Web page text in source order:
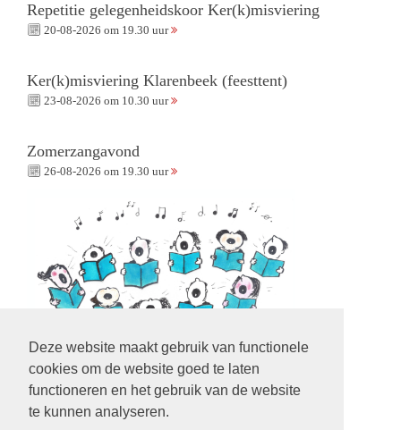
Deze website maakt gebruik van functionele
cookies om de website goed te laten
functioneren en het gebruik van de website
te kunnen analyseren.
Repetitie gelegenheidskoor Ker(k)misviering
20-08-2026 om 19.30 uur
Ker(k)misviering Klarenbeek (feesttent)
23-08-2026 om 10.30 uur
Zomerzangavond
26-08-2026 om 19.30 uur